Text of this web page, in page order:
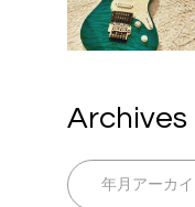
Archives